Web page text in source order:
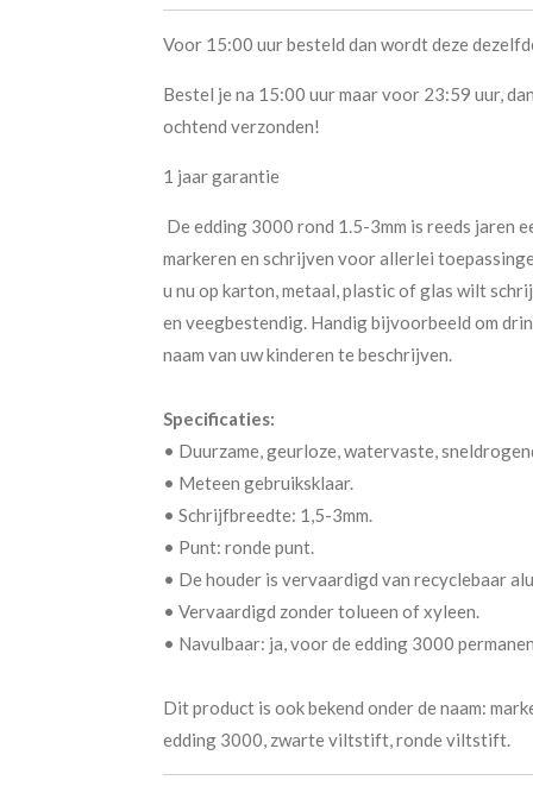
Voor 15:00 uur besteld dan wordt deze
Bestel je na 15:00 uur maar voor 23:59 uur,
ochtend verzonden!
1 jaar garantie
De edding 3000 rond 1.5-3mm is reeds jaren
markeren en schrijven voor allerlei
u nu op karton, metaal, plastic of glas wilt
en veegbestendig. Handig bijvoorbeeld om
naam van uw kinderen te beschrijven.
Specificaties:
• Duurzame, geurloze, watervaste,
• Meteen gebruiksklaar.
• Schrijfbreedte: 1,5-3mm.
• Punt: ronde punt.
• De houder is vervaardigd van recyclebaar
• Vervaardigd zonder tolueen of xyleen.
• Navulbaar: ja, voor de edding 3000
Dit product is ook bekend onder de naam:
edding 3000, zwarte viltstift, ronde viltstift.